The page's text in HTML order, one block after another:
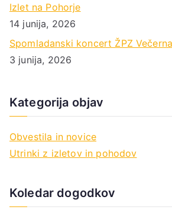
Izlet na Pohorje
14 junija, 2026
Spomladanski koncert ŽPZ
3 junija, 2026
Kategorija objav
Obvestila in novice
Utrinki z izletov in pohodov
Koledar dogodkov